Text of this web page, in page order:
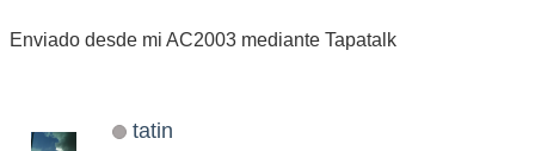
Enviado desde mi AC2003 mediante Tapatalk
tatin